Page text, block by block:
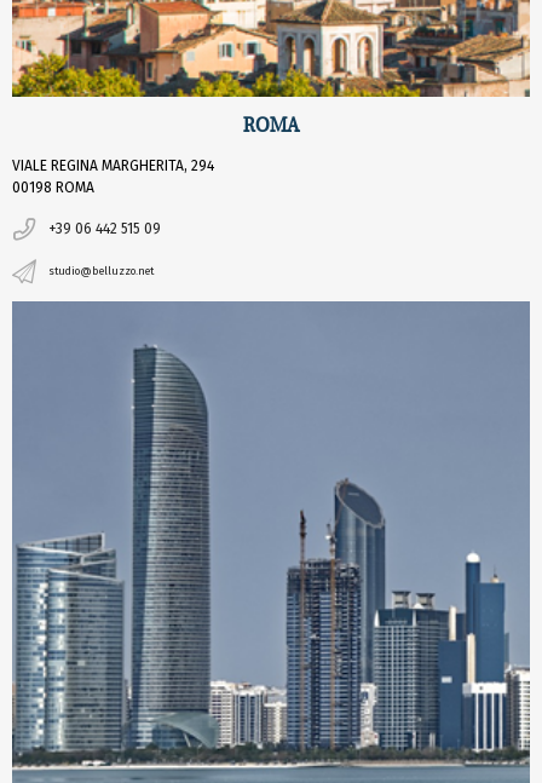
ROMA
VIALE REGINA MARGHERITA, 294
00198 ROMA
+39 06 442 515 09
studio@belluzzo.net